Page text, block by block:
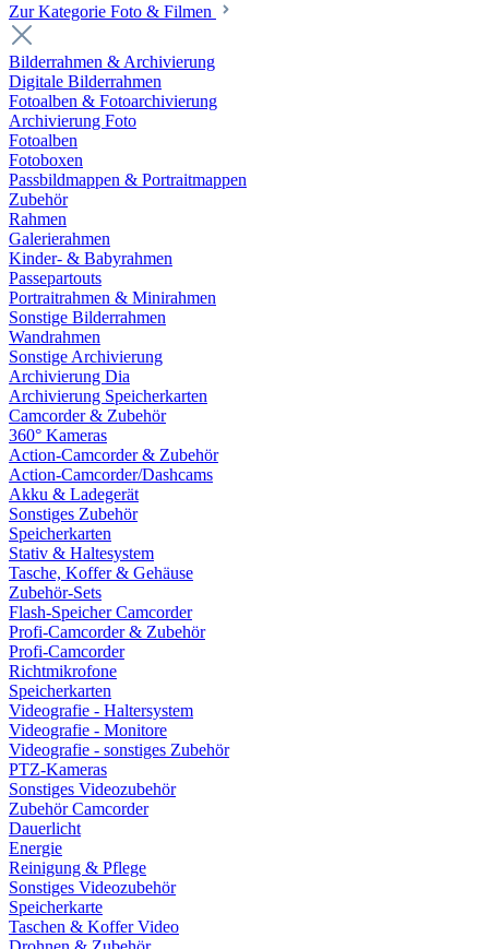
Zur Kategorie Foto & Filmen
Bilderrahmen & Archivierung
Digitale Bilderrahmen
Fotoalben & Fotoarchivierung
Archivierung Foto
Fotoalben
Fotoboxen
Passbildmappen & Portraitmappen
Zubehör
Rahmen
Galerierahmen
Kinder- & Babyrahmen
Passepartouts
Portraitrahmen & Minirahmen
Sonstige Bilderrahmen
Wandrahmen
Sonstige Archivierung
Archivierung Dia
Archivierung Speicherkarten
Camcorder & Zubehör
360° Kameras
Action-Camcorder & Zubehör
Action-Camcorder/Dashcams
Akku & Ladegerät
Sonstiges Zubehör
Speicherkarten
Stativ & Haltesystem
Tasche, Koffer & Gehäuse
Zubehör-Sets
Flash-Speicher Camcorder
Profi-Camcorder & Zubehör
Profi-Camcorder
Richtmikrofone
Speicherkarten
Videografie - Haltersystem
Videografie - Monitore
Videografie - sonstiges Zubehör
PTZ-Kameras
Sonstiges Videozubehör
Zubehör Camcorder
Dauerlicht
Energie
Reinigung & Pflege
Sonstiges Videozubehör
Speicherkarte
Taschen & Koffer Video